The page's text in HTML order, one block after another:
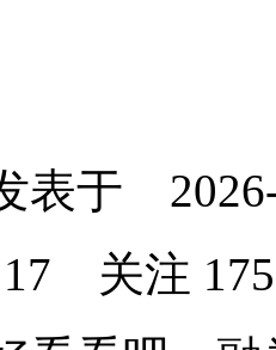
于 2026-
17 关注 175